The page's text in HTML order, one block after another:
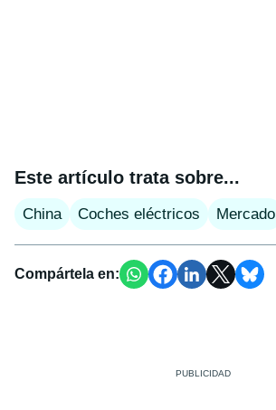
Este artículo trata sobre...
China Coches eléctricos Mercado
Compártela en: